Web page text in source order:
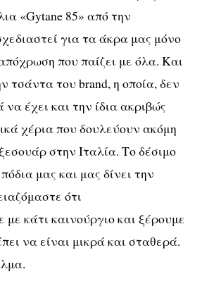
«Gytane 85» από την
για τα άκρα μας μόνο
που παίζει με όλα. Και
τσάντα του brand, η οποία, δεν
έχει και την ίδια ακριβώς
χέρια που δουλεύουν ακόμη
στην Ιταλία. Το δέσιμο
μας και μας δίνει την
ότι
με κάτι καινούργιο και ξέρουμε
να είναι μικρά και σταθερά.